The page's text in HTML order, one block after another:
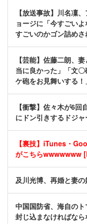
【放送事故】川名凜
ョージに「今すごい
すごいのかゴン詰めさ
【芸能】佐藤二朗、
当に良かった」「文
ケ砲をお見舞いする！
【衝撃】佐々木が6
にドン引きするドジ
【裏技】iTunes・
がこちらwwwwwww
及川光博、再婚と妻
中国国防省、海自の
封じ込まなければなら